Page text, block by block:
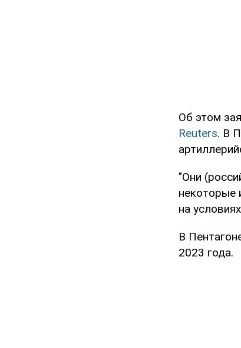
Об этом
Reuters. В
"Они
некоторые
на
В
2023 года.